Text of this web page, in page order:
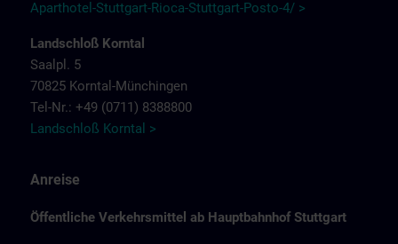
Aparthotel-Stuttgart-Rioca-Stuttgart-Posto-4/ >
Landschloß Korntal
Saalpl. 5
70825 Korntal-Münchingen
Tel-Nr.: +49 (0711) 8388800
Landschloß Korntal >
Anreise
Öffentliche Verkehrsmittel ab Hauptbahnhof Stuttgart